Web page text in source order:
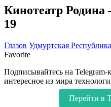
Кинотеатр
19
Глазов Удмуртская Республика
Favorite
Подписывайтесь на Telegram-
интересное из мира
Перейти в